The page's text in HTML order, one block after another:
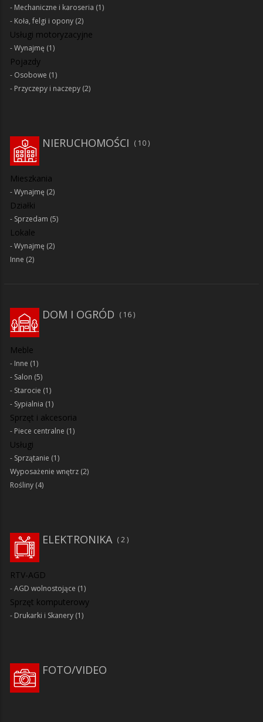
Mechaniczne i karoseria (1)
Koła, felgi i opony (2)
Usługi motoryzacyjne
Wynajmę (1)
Pojazdy
Osobowe (1)
Przyczepy i naczepy (2)
NIERUCHOMOŚCI 10
Mieszkania
Wynajmę (2)
Działki
Sprzedam (5)
Lokale
Wynajmę (2)
Inne (2)
DOM I OGRÓD 16
Meble
Inne (1)
Salon (5)
Starocie (1)
Sypialnia (1)
Sprzęt i akcesoria
Piece centralne (1)
Usługi
Sprzątanie (1)
Wyposażenie wnętrz (2)
Rośliny (4)
2
ELEKTRONIKA
RTV-AGD
AGD wolnostojące (1)
Sprzęt komputerowy
Drukarki i Skanery (1)
FOTO/VIDEO